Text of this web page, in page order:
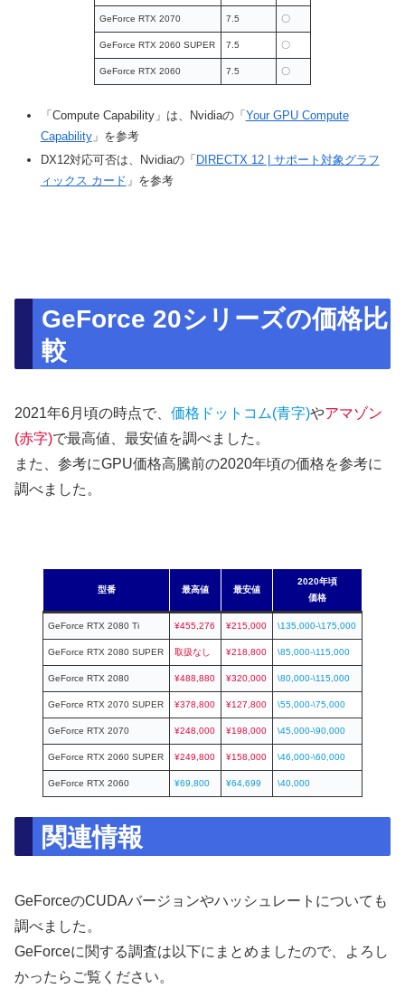
GeForce RTX 2070 7.5 〇
GeForce RTX 2060 SUPER 7.5 〇
GeForce RTX 2060 7.5 〇
「Compute Capability」は、Nvidiaの「 Your GPU Compute
Capability」を参考
DX12対応可否は、Nvidiaの「 DIRECTX 12 | サポート対象グラフ
ィックス カード 」を参考
GeForce 20シリーズの価格比
較
2021年6月頃の時点で、 価格ドットコム(青字)やアマゾン
(赤字)で最高値、最安値を調べました。
また、参考にGPU価格高騰前の2020年頃の価格を参考に
調べました。
型番 最高値 最安値
2020年頃
価格
GeForce RTX 2080 Ti ¥455,276 ¥215,000 \135,000-\175,000
GeForce RTX 2080 SUPER 取扱なし ¥218,800 \85 ,000-\115,000
GeForce RTX 2080 ¥488,880 ¥320,000 \80,000-\115,000
GeForce RTX 2070 SUPER ¥378,800 ¥127,800 \55,000-\75,000
GeForce RTX 2070 ¥248,000 ¥198,000 \45,000-\90,000
GeForce RTX 2060 SUPER ¥249,800 ¥158,000 \46,000-\60,000
GeForce RTX 2060 ¥69,800 ¥64,699 \40,000
関連情報
GeForceのCUDAバージョンやハッシュレートについても
調べました。
GeForceに関する調査は以下にまとめましたので、よろし
かったらご覧ください。